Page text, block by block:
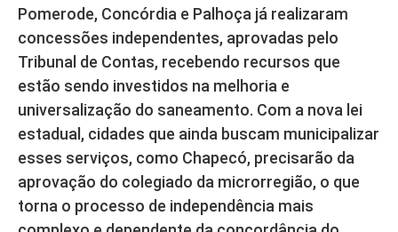
Pomerode, Concórdia e Palhoça já realizaram
concessões independentes, aprovadas pelo
Tribunal de Contas, recebendo recursos que
estão sendo investidos na melhoria e
universalização do saneamento. Com a nova lei
estadual, cidades que ainda buscam municipalizar
esses serviços, como Chapecó, precisarão da
aprovação do colegiado da microrregião, o que
torna o processo de independência mais